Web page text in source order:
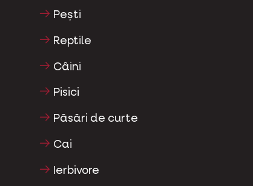
Pești
Reptile
Câini
Pisici
Păsări de curte
Cai
Ierbivore